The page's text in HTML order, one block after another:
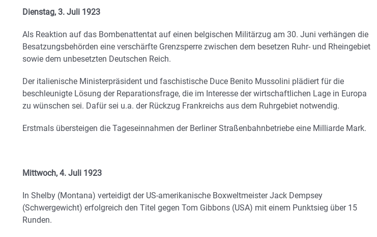
Dienstag, 3. Juli 1923
Als Reaktion auf das Bombenattentat auf einen belgischen Militärzug am 30. Juni verhängen die
Besatzungsbehörden eine verschärfte Grenzsperre zwischen dem besetzen Ruhr- und Rheingebiet
sowie dem unbesetzten Deutschen Reich.
Der italienische Ministerpräsident und faschistische Duce Benito Mussolini plädiert für die
beschleunigte Lösung der Reparationsfrage, die im Interesse der wirtschaftlichen Lage in Europa
zu wünschen sei. Dafür sei u.a. der Rückzug Frankreichs aus dem Ruhrgebiet notwendig.
Erstmals übersteigen die Tageseinnahmen der Berliner Straßenbahnbetriebe eine Milliarde Mark.
Mittwoch, 4. Juli 1923
In Shelby (Montana) verteidigt der US-amerikanische Boxweltmeister Jack Dempsey
(Schwergewicht) erfolgreich den Titel gegen Tom Gibbons (USA) mit einem Punktsieg über 15
Runden.